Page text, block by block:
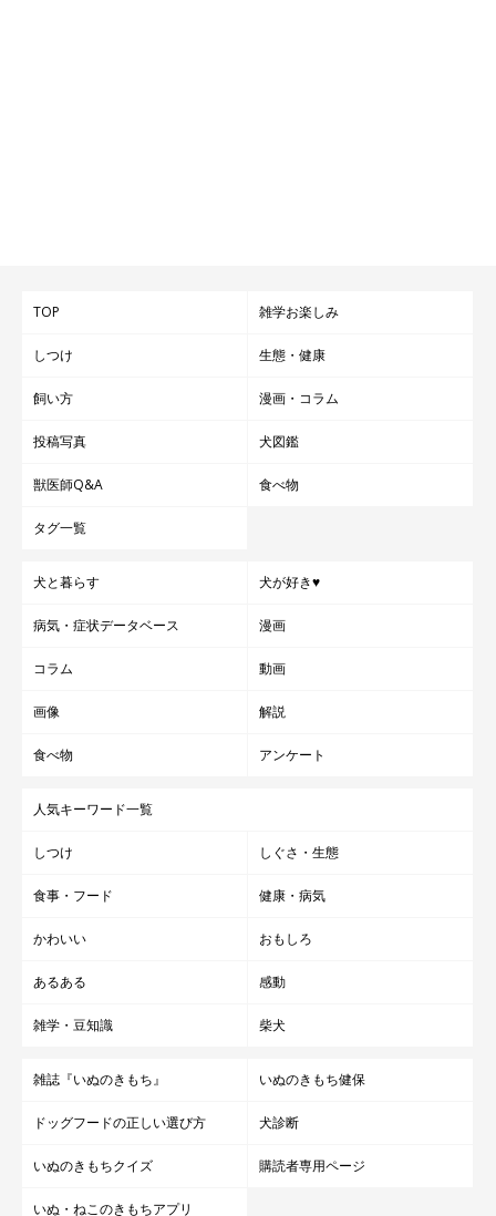
【栃木県】愛犬と楽しむ温泉旅館 鬼怒川絆｜
犬の絆が深まる癒やしの宿
客室は純和室の趣ある空間。日常の喧騒から離れたくつろぎのひととき
TOP 雑学お楽しみ
しつけ 生態・健康
飼い方 漫画・コラム
投稿写真 犬図鑑
獣医師Q&A 食べ物
タグ一覧
犬と暮らす 犬が好き♥
病気・症状データベース 漫画
コラム 動画
画像 解説
食べ物 アンケート
人気キーワード一覧
しつけ しぐさ・生態
食事・フード 健康・病気
かわいい おもしろ
あるある 感動
雑学・豆知識 柴犬
雑誌『いぬのきもち』 いぬのきもち健保
ドッグフードの正しい選び方 犬診断
いぬのきもちクイズ 購読者専用ページ
いぬ・ねこのきもちアプリ